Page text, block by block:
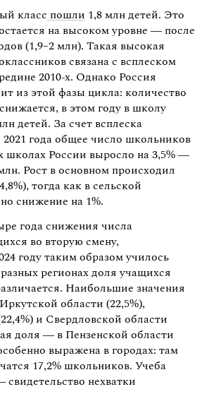
класс пошли 1,8 млн детей. Это
на высоком уровне — после
(1,9–2 млн). Такая высокая
связана с всплеском
2010-х. Однако Россия
из этой фазы цикла: количество
в этом году в школу
детей. За счет всплеска
года общее число школьников
школах России выросло на 3,5% —
Рост в основном происходил
тогда как в сельской
снижение на 1%.
года снижения числа
во вторую смену,
году таким образом училось
регионах доля учащихся
Наибольшие значения
области (22,5%),
и Свердловской области
доля — в Пензенской области
выражена в городах: там
17,2% школьников. Учеба
нехватки